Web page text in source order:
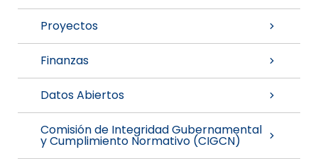
Proyectos
Finanzas
Datos Abiertos
Comisión de Integridad Gubernamental
y Cumplimiento Normativo (CIGCN)